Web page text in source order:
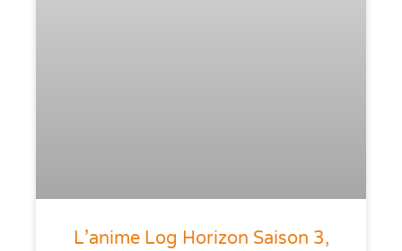
L’anime Log Horizon Saison 3,